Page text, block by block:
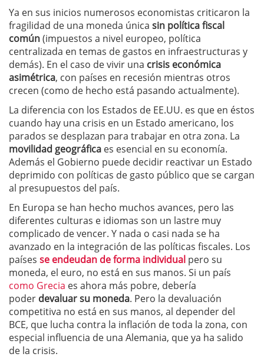
Ya en sus inicios numerosos economistas criticaron la
fragilidad de una moneda única sin política fiscal
común(impuestos a nivel europeo, política
centralizada en temas de gastos en infraestructuras y
demás). En el caso de vivir una crisis económica
asimétrica, con países en recesión mientras otros
crecen (como de hecho está pasando actualmente).
La diferencia con los Estados de EE.UU. es que en éstos
cuando hay una crisis en un Estado americano, los
parados se desplazan para trabajar en otra zona. La
movilidad geográfica es esencial en su economía.
Además el Gobierno puede decidir reactivar un Estado
deprimido con políticas de gasto público que se cargan
al presupuestos del país.
En Europa se han hecho muchos avances, pero las
diferentes culturas e idiomas son un lastre muy
complicado de vencer. Y nada o casi nada se ha
avanzado en la integración de las políticas fiscales. Los
países se endeudan de forma individual pero su
moneda, el euro, no está en sus manos. Si un país
como Grecia es ahora más pobre, debería
poder devaluar su moneda. Pero la devaluación
competitiva no está en sus manos, al depender del
BCE, que lucha contra la inflación de toda la zona, con
especial influencia de una Alemania, que ya ha salido
de la crisis.